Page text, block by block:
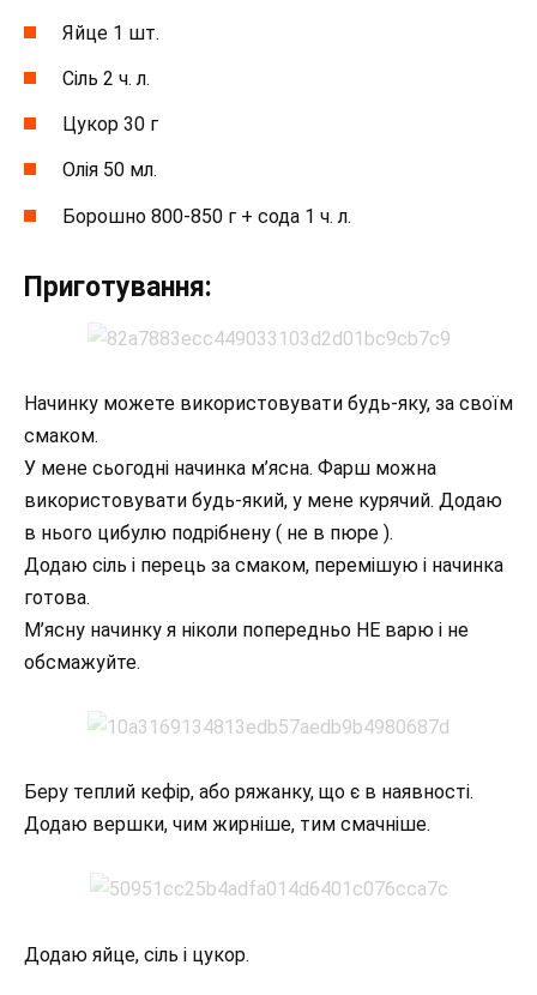
Яйце 1 шт.
Сіль 2 ч. л.
Цукор 30 г
Олія 50 мл.
Борошно 800-850 г + сода 1 ч. л.
Приготування:
Начинку можете використовувати будь-яку, за своїм
смаком.
У мене сьогодні начинка м’ясна. Фарш можна
використовувати будь-який, у мене курячий. Додаю
в нього цибулю подрібнену ( не в пюре ).
Додаю сіль і перець за смаком, перемішую і начинка
готова.
М’ясну начинку я ніколи попередньо НЕ варю і не
обсмажуйте.
Беру теплий кефір, або ряжанку, що є в наявності.
Додаю вершки, чим жирніше, тим смачніше.
Додаю яйце, сіль і цукор.